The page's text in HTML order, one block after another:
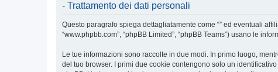
- Trattamento dei dati personali
Questo paragrafo spiega dettagliatamente come “” ed eventuali
“www.phpbb.com”, “phpBB Limited”, “phpBB Teams”) usano le
Le tue informazioni sono raccolte in due modi. In primo luogo,
del tuo browser. I primi due cookie contengono solo un